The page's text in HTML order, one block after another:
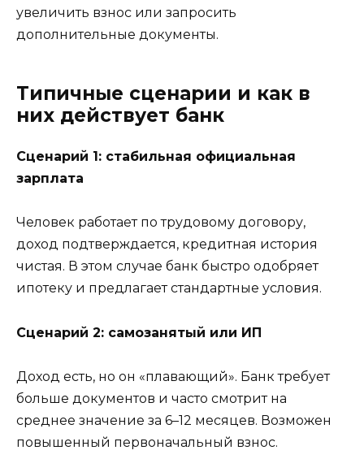
увеличить взнос или запросить
дополнительные документы.
Типичные сценарии и как в
них действует банк
Сценарий 1: стабильная официальная
зарплата
Человек работает по трудовому договору,
доход подтверждается, кредитная история
чистая. В этом случае банк быстро одобряет
ипотеку и предлагает стандартные условия.
Сценарий 2: самозанятый или ИП
Доход есть, но он «плавающий». Банк требует
больше документов и часто смотрит на
среднее значение за 6–12 месяцев. Возможен
повышенный первоначальный взнос.